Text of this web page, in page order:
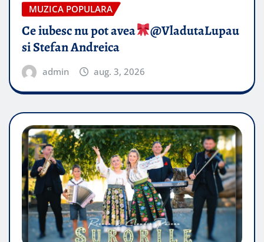
MUZICA POPULARA
Ce iubesc nu pot avea
​@VladutaLupau
si Stefan Andreica
admin aug. 3, 2026